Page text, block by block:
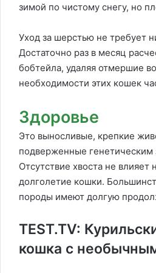
зимой по чистому снегу, но
Уход за шерстью не требует
Достаточно раз в месяц
бобтейла, удаляя отмершие
необходимости этих кошек
Здоровье
Это выносливые, крепкие
подверженные генетическим
Отсутствие хвоста не влияет
долголетие кошки.
породы имеют долгую
TEST.TV:
кошка с